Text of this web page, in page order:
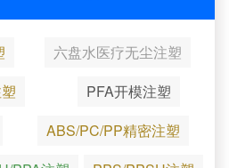
六盘水医疗无尘注塑
PFA开模注塑
ABS/PC/PP精密注塑